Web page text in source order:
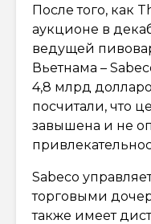
После того, как
аукционе в
ведущей
Вьетнама –
4,8 млрд
посчитали, что
завышена и не
Sabeco
торговыми
также имеет